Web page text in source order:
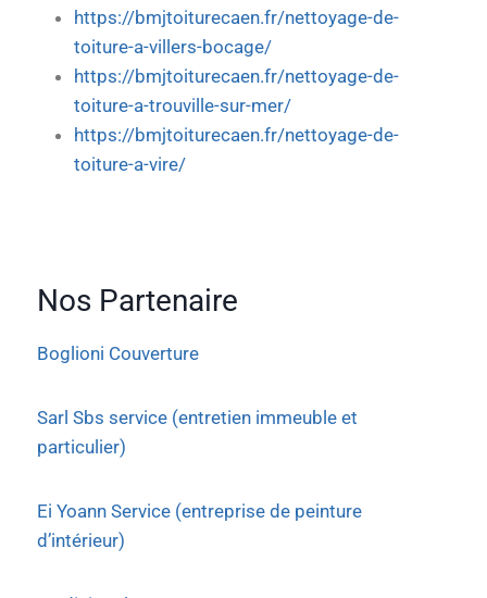
https://bmjtoiturecaen.fr/nettoyage-de-
toiture-a-villers-bocage/
https://bmjtoiturecaen.fr/nettoyage-de-
toiture-a-trouville-sur-mer/
https://bmjtoiturecaen.fr/nettoyage-de-
toiture-a-vire/
Nos Partenaire
Boglioni Couverture
Sarl Sbs service (entretien immeuble et
particulier)
Ei Yoann Service (entreprise de peinture
d’intérieur)